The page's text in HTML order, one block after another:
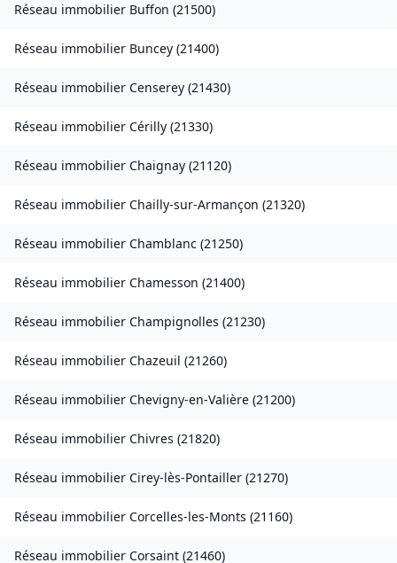
Réseau immobilier Buffon (21500)
Réseau immobilier Buncey (21400)
Réseau immobilier Censerey (21430)
Réseau immobilier Cérilly (21330)
Réseau immobilier Chaignay (21120)
Réseau immobilier Chailly-sur-Armançon (21320)
Réseau immobilier Chamblanc (21250)
Réseau immobilier Chamesson (21400)
Réseau immobilier Champignolles (21230)
Réseau immobilier Chazeuil (21260)
Réseau immobilier Chevigny-en-Valière (21200)
Réseau immobilier Chivres (21820)
Réseau immobilier Cirey-lès-Pontailler (21270)
Réseau immobilier Corcelles-les-Monts (21160)
Réseau immobilier Corsaint (21460)